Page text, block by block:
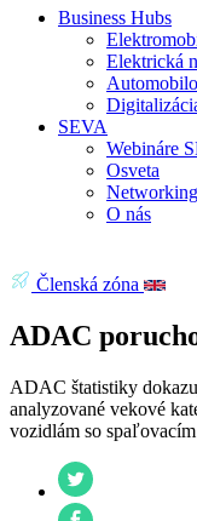
Business Hubs
Elektrická
SEVA
Webináre
Osveta
Networking
O nás
Členská zóna
ADAC
ADAC štatistiky
analyzované vekové
vozidlám so